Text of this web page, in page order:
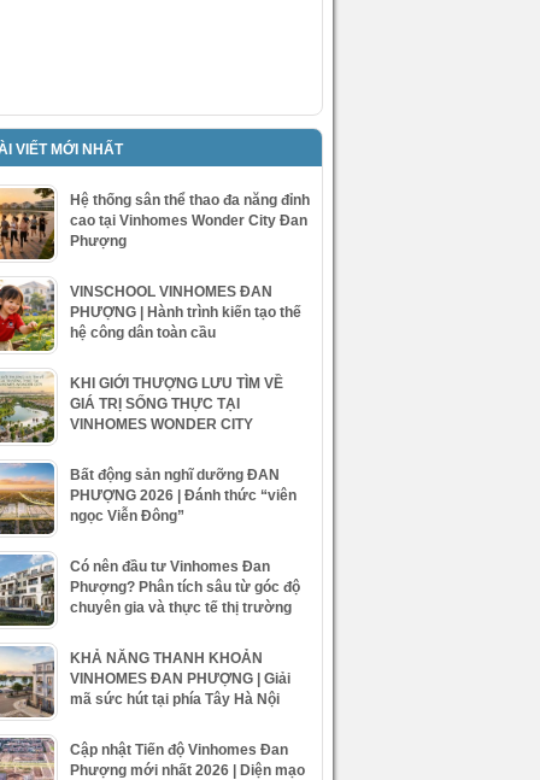
VIẾT MỚI NHẤT
Hệ thống sân thể thao đa năng đỉnh
cao tại Vinhomes Wonder City Đan
Phượng
VINSCHOOL VINHOMES ĐAN
PHƯỢNG | Hành trình kiến tạo thế
hệ công dân toàn cầu
KHI GIỚI THƯỢNG LƯU TÌM VỀ
GIÁ TRỊ SỐNG THỰC TẠI
VINHOMES WONDER CITY
Bất động sản nghĩ dưỡng ĐAN
PHƯỢNG 2026 | Đánh thức “viên
ngọc Viễn Đông”
Có nên đầu tư Vinhomes Đan
Phượng? Phân tích sâu từ góc độ
chuyên gia và thực tế thị trường
KHẢ NĂNG THANH KHOẢN
VINHOMES ĐAN PHƯỢNG | Giải
mã sức hút tại phía Tây Hà Nội
Cập nhật Tiến độ Vinhomes Đan
Phượng mới nhất 2026 | Diện mạo